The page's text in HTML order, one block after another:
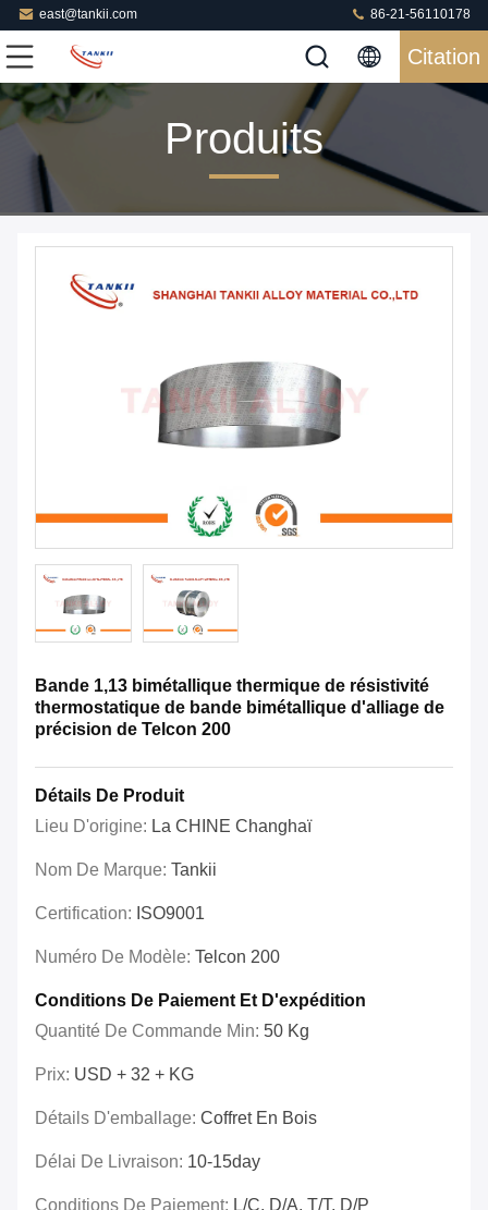
east@tankii.com 86-21-56110178
Citation
Produits
Bande 1,13 bimétallique thermique de résistivité
thermostatique de bande bimétallique d'alliage de
précision de Telcon 200
Détails De Produit
Lieu D'origine: La CHINE Changhaï
Nom De Marque: Tankii
Certification: ISO9001
Numéro De Modèle: Telcon 200
Conditions De Paiement Et D'expédition
Quantité De Commande Min: 50 Kg
Prix: USD + 32 + KG
Détails D'emballage: Coffret En Bois
Délai De Livraison: 10-15day
Conditions De Paiement: L/C, D/A, T/T, D/P